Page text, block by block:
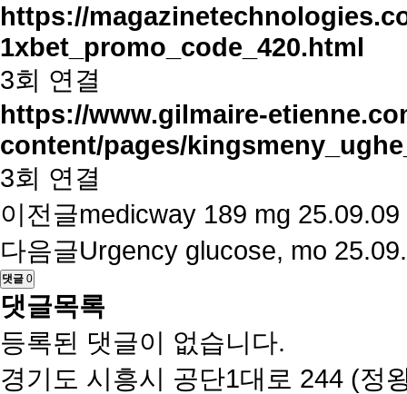
https://
1xbet_promo_code_420.html
3회 연결
https://www.gilmaire-
content/pages/
3회 연결
이전글medicway 189 mg 25.09.09
다음글Urgency glucose, mo
댓글 0
댓글목록
등록된 댓글이 없습니다.
경기도 시흥시 공단1대로 244 (